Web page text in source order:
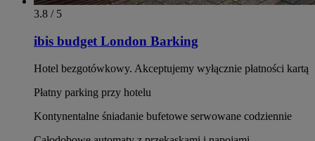
3.8 / 5
ibis budget London Barking
Hotel bezgotówkowy. Akceptujemy wyłącznie płatności kartą
Płatny parking przy hotelu
Kontynentalne śniadanie bufetowe serwowane codziennie